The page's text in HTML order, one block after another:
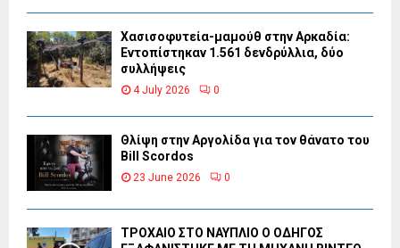
Χασισοφυτεία-μαμούθ στην Αρκαδία:
Εντοπίστηκαν 1.561 δενδρύλλια, δύο
συλλήψεις
4 July 2026 0
Θλίψη στην Αργολίδα για τον θάνατο του
Bill Scordos
23 June 2026 0
ΤΡΟΧΑΙΟ ΣΤΟ ΝΑΥΠΛΙΟ Ο ΟΔΗΓΟΣ